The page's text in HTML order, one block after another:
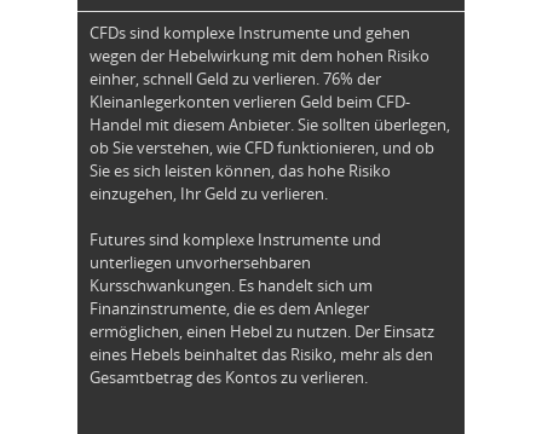
CFDs sind komplexe Instrumente und gehen
wegen der Hebelwirkung mit dem hohen Risiko
einher, schnell Geld zu verlieren. 76% der
Kleinanlegerkonten verlieren Geld beim CFD-
Handel mit diesem Anbieter. Sie sollten überlegen,
ob Sie verstehen, wie CFD funktionieren, und ob
Sie es sich leisten können, das hohe Risiko
einzugehen, Ihr Geld zu verlieren.
Futures sind komplexe Instrumente und
unterliegen unvorhersehbaren
Kursschwankungen. Es handelt sich um
Finanzinstrumente, die es dem Anleger
ermöglichen, einen Hebel zu nutzen. Der Einsatz
eines Hebels beinhaltet das Risiko, mehr als den
Gesamtbetrag des Kontos zu verlieren.